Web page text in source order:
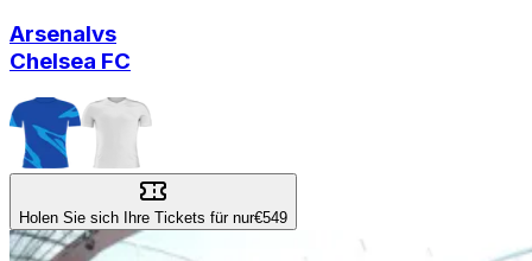
Arsenalvs
Chelsea FC
Holen Sie sich Ihre Tickets für nur€549